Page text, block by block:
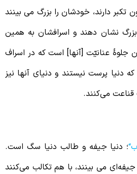
دارند، خودشان را بزرگ می ‌بینند
نشان دهند و اسرافشان به همین
عنانیّت [آنها] است که در اسراف
پرست نیستند و دنیای آنها نیز
می‌کنند.
“؛ دنیا جیفه و طالب دنیا سگ است.
جیفه‌ای می بینند، با هم تکالب می‌کنند